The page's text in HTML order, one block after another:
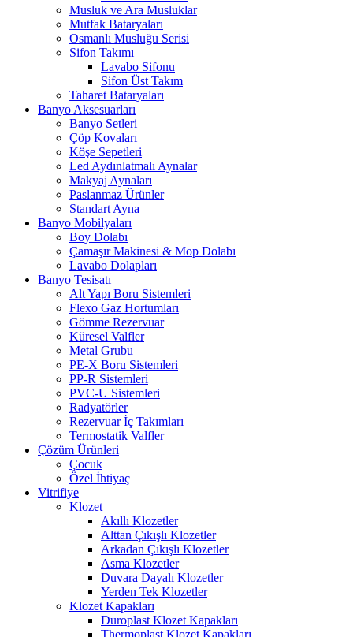
Musluk ve Ara Musluklar
Mutfak Bataryaları
Osmanlı Musluğu Serisi
Sifon Takımı
Lavabo Sifonu
Sifon Üst Takım
Taharet Bataryaları
Banyo Aksesuarları
Banyo Setleri
Çöp Kovaları
Köşe Sepetleri
Led Aydınlatmalı Aynalar
Makyaj Aynaları
Paslanmaz Ürünler
Standart Ayna
Banyo Mobilyaları
Boy Dolabı
Çamaşır Makinesi & Mop Dolabı
Lavabo Dolapları
Banyo Tesisatı
Alt Yapı Boru Sistemleri
Flexo Gaz Hortumları
Gömme Rezervuar
Küresel Valfler
Metal Grubu
PE-X Boru Sistemleri
PP-R Sistemleri
PVC-U Sistemleri
Radyatörler
Rezervuar İç Takımları
Termostatik Valfler
Çözüm Ürünleri
Çocuk
Özel İhtiyaç
Vitrifiye
Klozet
Akıllı Klozetler
Alttan Çıkışlı Klozetler
Arkadan Çıkışlı Klozetler
Asma Klozetler
Duvara Dayalı Klozetler
Yerden Tek Klozetler
Klozet Kapakları
Duroplast Klozet Kapakları
Thermoplast Klozet Kapakları